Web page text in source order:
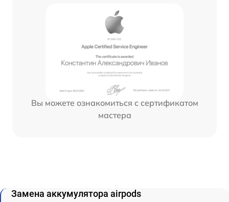
Вы можете ознакомиться с сертификатом
мастера
Замена аккумулятора airpods